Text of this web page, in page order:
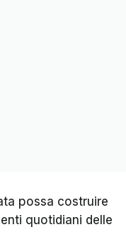
possa costruire
quotidiani delle